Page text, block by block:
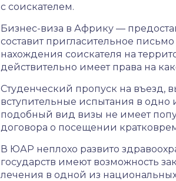
с соискателем.
Бизнес-виза в Африку —
составит пригласительное
нахождения соискателя на
действительно имеет права на
Студенческий пропуск на въезд,
вступительные испытания в одно
подобный вид визы не имеет
договора о посещении
В ЮАР неплохо развито
государств имеют возможность
лечения в одной из